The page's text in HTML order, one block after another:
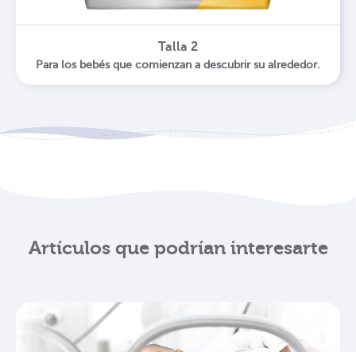
Talla 2
Para los bebés que comienzan a descubrir su alrededor.
Artículos que podrían interesarte